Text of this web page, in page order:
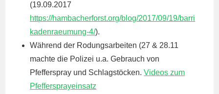
(19.09.2017
https://hambacherforst.org/blog/2017/09/19/barri
kadenraeumung-4/).
Während der Rodungsarbeiten (27 & 28.11
machte die Polizei u.a. Gebrauch von
Pfefferspray und Schlagstöcken.Videos zum
Pfeffersprayeinsatz